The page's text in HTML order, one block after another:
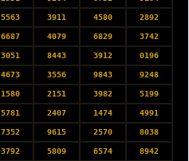
5563 3911 4580 2892
6687 4079 6829 3742
3051 8443 3912 0196
4673 3556 9843 9248
1580 2151 3982 5199
5781 2407 1474 4991
7352 9615 2570 8038
3792 5809 6574 8942